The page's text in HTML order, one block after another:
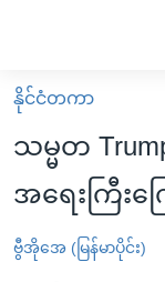
လွယ်ကူ
စေ
သည့်
များ
မူလစာမျက်နှာ
မြန်မာ
ကမ္ဘာ့သတင်းများ
နိုင်ငံတကာ
ဗွီဒီယို
နိုင်ငံတကာ
သမ္မတ
အရေးကြီး
ဗွီအိုအေ (မြန်မာပိုင်း)